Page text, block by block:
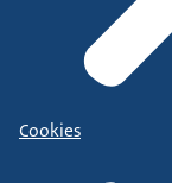
Cookies